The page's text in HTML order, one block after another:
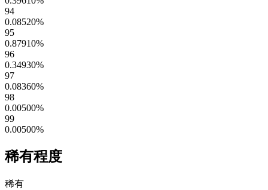
94
0.08520%
95
0.87910%
96
0.34930%
97
0.08360%
98
0.00500%
99
0.00500%
稀有程度
稀有